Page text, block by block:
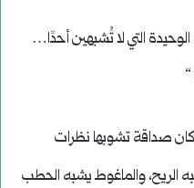
التي لا تُشبهين أحدًا…
كان صداقة تشوبها نظرات
الريح، والماغوط يشبه الحطب